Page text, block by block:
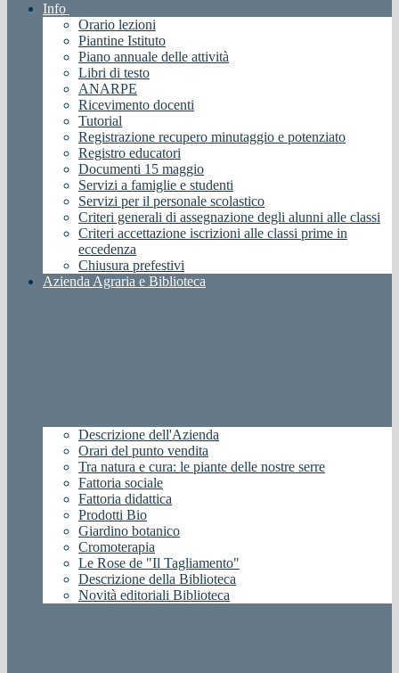
Info
Orario lezioni
Piantine Istituto
Piano annuale delle attività
Libri di testo
ANARPE
Ricevimento docenti
Tutorial
Registrazione recupero minutaggio e potenziato
Registro educatori
Documenti 15 maggio
Servizi a famiglie e studenti
Servizi per il personale scolastico
Criteri generali di assegnazione degli alunni alle classi
Criteri accettazione iscrizioni alle classi prime in
eccedenza
Chiusura prefestivi
Azienda Agraria e Biblioteca
Descrizione dell'Azienda
Orari del punto vendita
Tra natura e cura: le piante delle nostre serre
Fattoria sociale
Fattoria didattica
Prodotti Bio
Giardino botanico
Cromoterapia
Le Rose de "Il Tagliamento"
Descrizione della Biblioteca
Novità editoriali Biblioteca